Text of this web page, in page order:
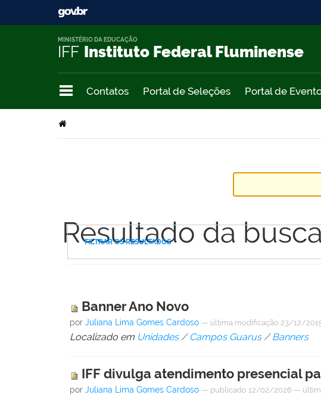
IFF Instituto Federal Fluminense
MINISTÉRIO DA EDUCAÇÃO
Contatos Portal de Seleções Portal de
Resultado da
FILTRAR OS RESULTADOS
Banner Ano Novo
porJuliana Lima Gomes Cardoso — última modificação 23/12/
Localizado em Unidades / Campos Guarus /Banners
IFF divulga atendimento presencial
porJuliana Lima Gomes Cardoso — publicado 12/02/2026 —